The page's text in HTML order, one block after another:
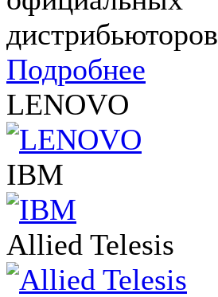
дистрибьюторов
Подробнее
LENOVO
IBM
Allied Telesis